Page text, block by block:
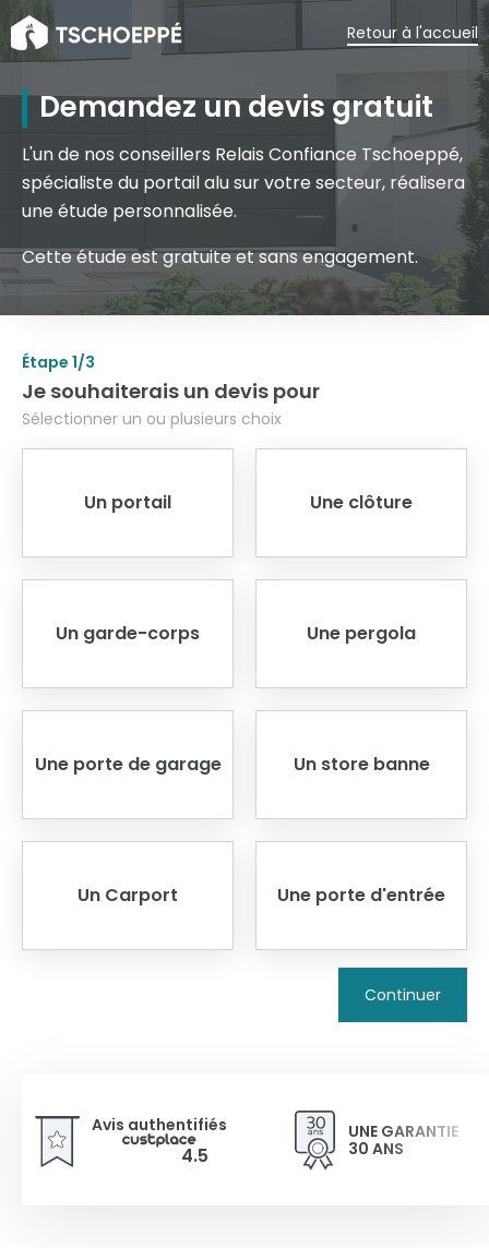
Retour à l'accueil
Demandez un devis gratuit
L'un de nos conseillers Relais Confiance Tschoeppé,
spécialiste du portail alu sur votre secteur, réalisera
une étude personnalisée.
Cette étude est gratuite et sans engagement.
Étape 1/3
Je souhaiterais un devis pour
Sélectionner un ou plusieurs choix
Un portail Une clôture
Un garde-corps Une pergola
Une porte de garage Un store banne
Un Carport Une porte d'entrée
Continuer
Avis authentifiés
4.5
UNE GARANTIE
30 ANS